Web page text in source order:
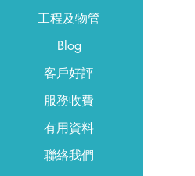
曼
工程及物管
Blog
客戶好評
服務收費
有用資料
聯絡我們